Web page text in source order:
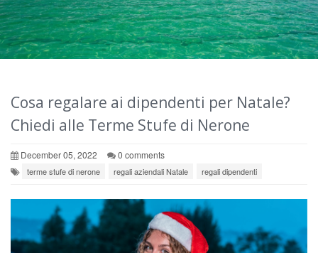
Cosa regalare ai dipendenti per Natale?
Chiedi alle Terme Stufe di Nerone
December 05, 2022 0 comments
terme stufe di nerone regali aziendali Natale regali dipendenti